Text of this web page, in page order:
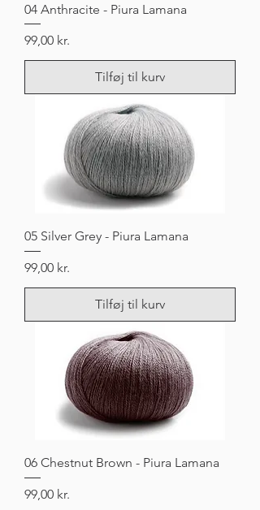
04 Anthracite - Piura Lamana
Pris
99,00 kr.
Tilføj til kurv
05 Silver Grey - Piura Lamana
Pris
99,00 kr.
Tilføj til kurv
06 Chestnut Brown - Piura Lamana
Pris
99,00 kr.